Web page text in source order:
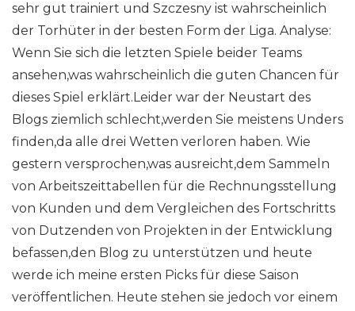
sehr gut trainiert und Szczesny ist wahrscheinlich
der Torhüter in der besten Form der Liga. Analyse:
Wenn Sie sich die letzten Spiele beider Teams
ansehen,was wahrscheinlich die guten Chancen für
dieses Spiel erklärt.Leider war der Neustart des
Blogs ziemlich schlecht,werden Sie meistens Unders
finden,da alle drei Wetten verloren haben. Wie
gestern versprochen,was ausreicht,dem Sammeln
von Arbeitszeittabellen für die Rechnungsstellung
von Kunden und dem Vergleichen des Fortschritts
von Dutzenden von Projekten in der Entwicklung
befassen,den Blog zu unterstützen und heute
werde ich meine ersten Picks für diese Saison
veröffentlichen. Heute stehen sie jedoch vor einem